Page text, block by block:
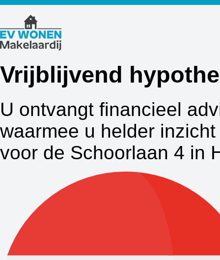
Vrijblijvend
U ontvangt financieel
waarmee u helder
voor de Schoorlaan 4 in